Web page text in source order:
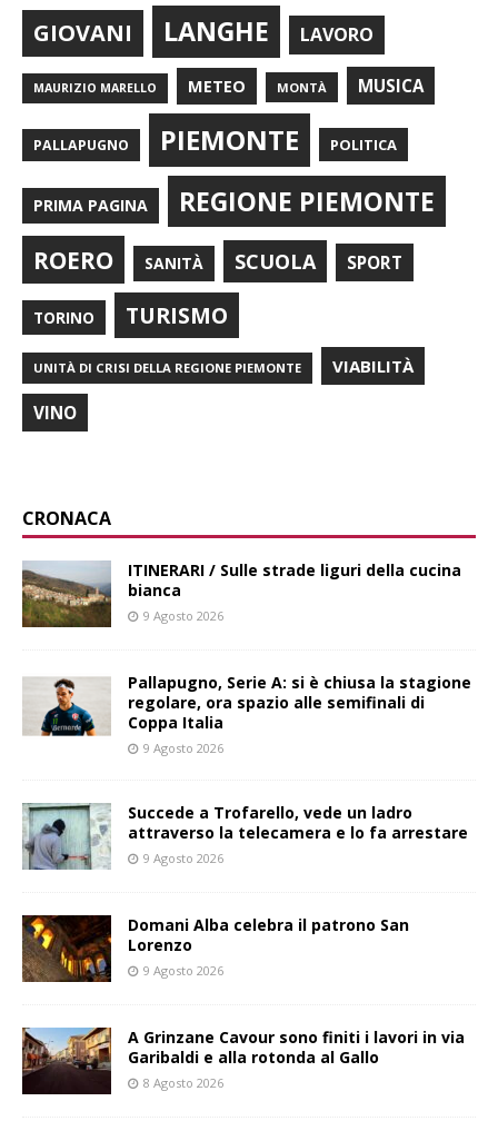
GIOVANI LANGHE LAVORO
MAURIZIO MARELLO METEO MONTÀ MUSICA
PALLAPUGNO PIEMONTE POLITICA
PRIMA PAGINA REGIONE PIEMONTE
ROERO SANITÀ SCUOLA SPORT
TORINO TURISMO
UNITÀ DI CRISI DELLA REGIONE PIEMONTE VIABILITÀ
VINO
CRONACA
ITINERARI / Sulle strade liguri della cucina
bianca
9 Agosto 2026
Pallapugno, Serie A: si è chiusa la stagione
regolare, ora spazio alle semifinali di
Coppa Italia
9 Agosto 2026
Succede a Trofarello, vede un ladro
attraverso la telecamera e lo fa arrestare
9 Agosto 2026
Domani Alba celebra il patrono San
Lorenzo
9 Agosto 2026
A Grinzane Cavour sono finiti i lavori in via
Garibaldi e alla rotonda al Gallo
8 Agosto 2026